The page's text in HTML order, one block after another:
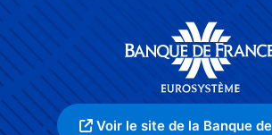
Voir le site de la Banque